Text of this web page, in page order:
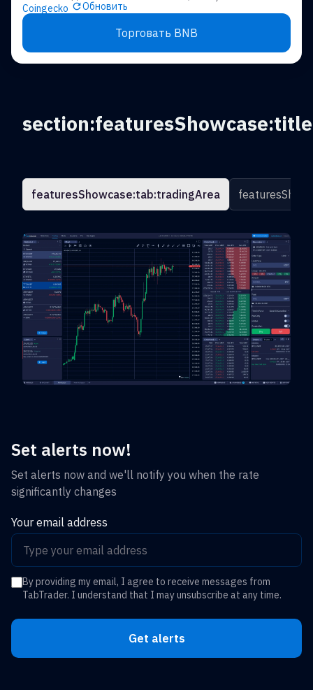
Coingecko
Обновить
Торговать BNB
section:featuresShowcase:title
featuresShowcase:tab:tradingArea
Set alerts now!
Set alerts now and we'll notify you when the rate
significantly changes
Your email address
By providing my email, I agree to receive messages from
TabTrader. I understand that I may unsubscribe at any time.
Get alerts